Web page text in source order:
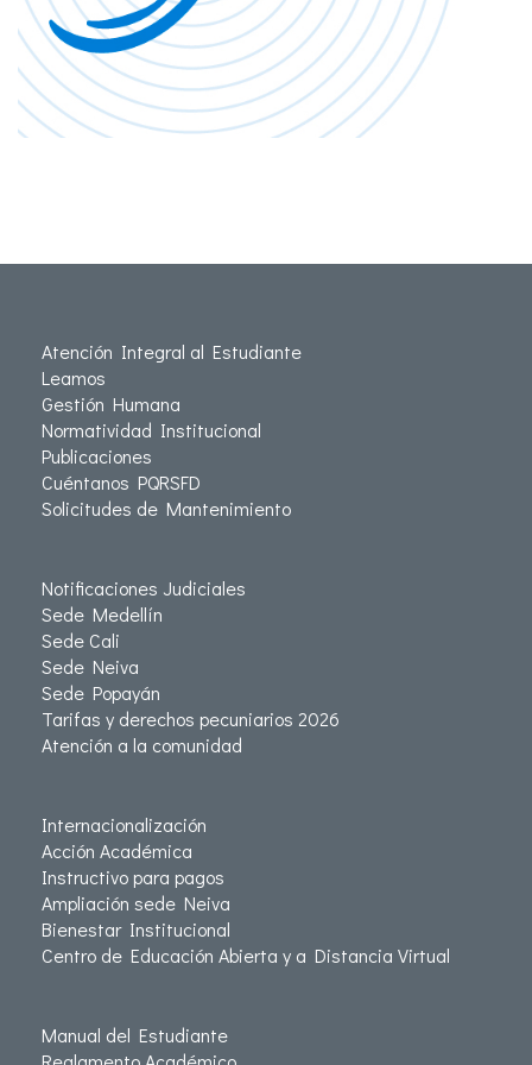
Atención Integral al Estudiante
Leamos
Gestión Humana
Normatividad Institucional
Publicaciones
Cuéntanos PQRSFD
Solicitudes de Mantenimiento
Notificaciones Judiciales
Sede Medellín
Sede Cali
Sede Neiva
Sede Popayán
Tarifas y derechos pecuniarios 2026
Atención a la comunidad
Internacionalización
Acción Académica
Instructivo para pagos
Ampliación sede Neiva
Bienestar Institucional
Centro de Educación Abierta y a Distancia Virtual
Manual del Estudiante